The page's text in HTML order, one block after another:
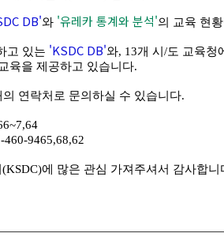
DB'와 '유레카 통계와 분석'의 교육 현
고 있는 'KSDC DB'와, 13개 시/도 교육청
육을 제공하고 있습니다.
연락처로 문의하실 수 있습니다.
460-9465,68,62
에 많은 관심 가져주셔서 감사합니